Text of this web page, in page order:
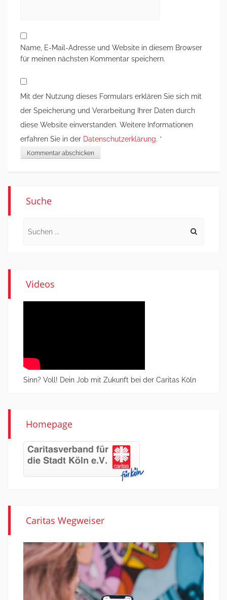
Name, E-Mail-Adresse und Website in diesem Browser
für meinen nächsten Kommentar speichern.
Mit der Nutzung dieses Formulars erklären Sie sich mit
der Speicherung und Verarbeitung Ihrer Daten durch
diese Website einverstanden. Weitere Informationen
erfahren Sie in der Datenschutzerklärung. *
Suche
Videos
Sinn? Voll! Dein Job mit Zukunft bei der Caritas Köln
Homepage
Caritas Wegweiser